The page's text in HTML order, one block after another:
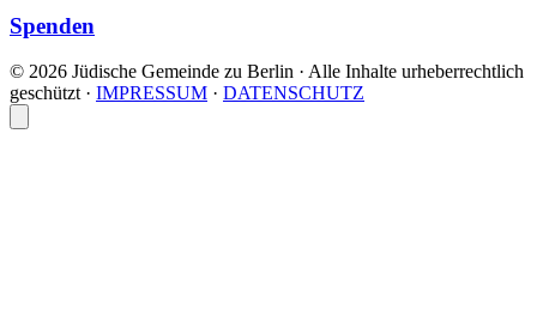
Spenden
© 2026 Jüdische Gemeinde zu Berlin · Alle Inhalte urheberrechtlich
geschützt · IMPRESSUM · DATENSCHUTZ